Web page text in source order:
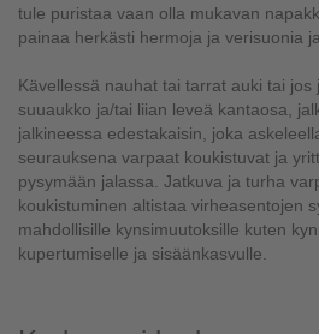
tule puristaa vaan olla mukavan
painaa herkästi hermoja ja verisuonia
Kävellessä nauhat tai tarrat auki tai jos
suuaukko ja/tai liian leveä kantaosa,
jalkineessa edestakaisin, joka
seurauksena varpaat koukistuvat ja
pysymään jalassa. Jatkuva ja turha
koukistuminen altistaa virheasentojen
mahdollisille kynsimuutoksille kuten
kupertumiselle ja sisäänkasvulle.